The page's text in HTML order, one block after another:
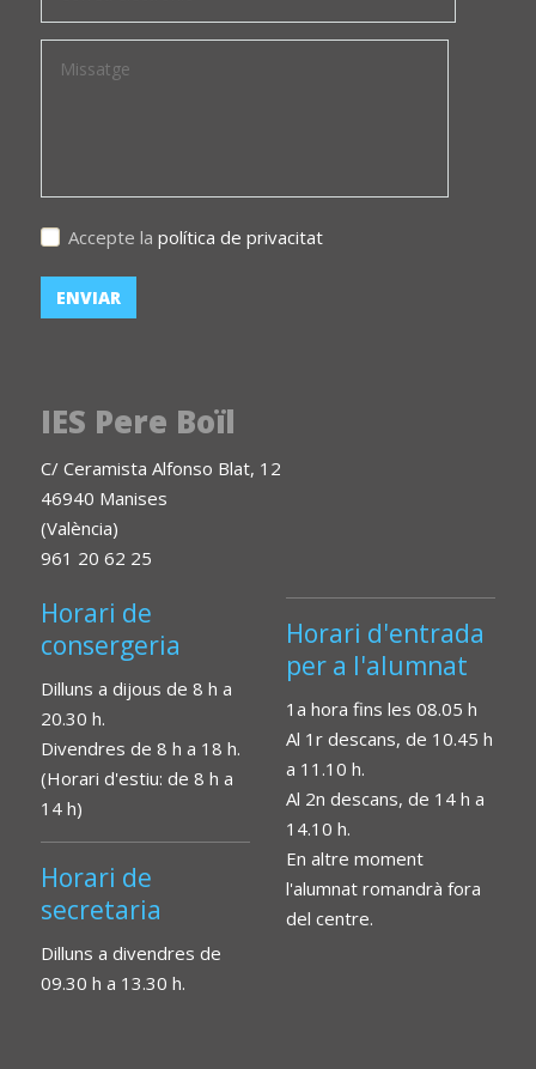
Accepte la política de privacitat
IES Pere Boïl
C/ Ceramista Alfonso Blat, 12
46940 Manises
(València)
961 20 62 25
Horari de
consergeria
Dilluns a dijous de 8 h a
20.30 h.
Divendres de 8 h a 18 h.
(Horari d'estiu: de 8 h a
14 h)
Horari de
secretaria
Dilluns a divendres de
09.30 h a 13.30 h.
Horari d'entrada
per a l'alumnat
1a hora fins les 08.05 h
Al 1r descans, de 10.45 h
a 11.10 h.
Al 2n descans, de 14 h a
14.10 h.
En altre moment
l'alumnat romandrà fora
del centre.